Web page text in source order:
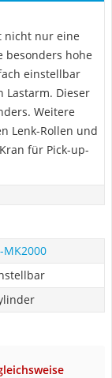
nicht nur eine
besonders hohe
einstellbar
Lastarm. Dieser
Weitere
Lenk-Rollen und
für Pick-up-
MK2000